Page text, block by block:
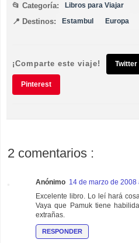
📂 Categoría: Libros para Viajar
📍 Destinos: Estambul Europa
¡Comparte este viaje! Twitter
Pinterest
2 comentarios :
Anónimo 14 de marzo de 2008
Excelente libro. Lo leí hará
Vaya que Pamuk tiene
extrañas.
RESPONDER